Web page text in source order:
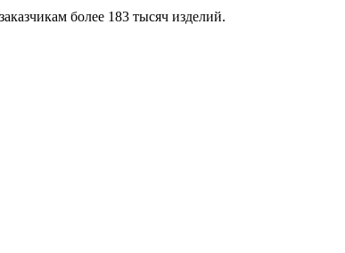
более 183 тысяч изделий.